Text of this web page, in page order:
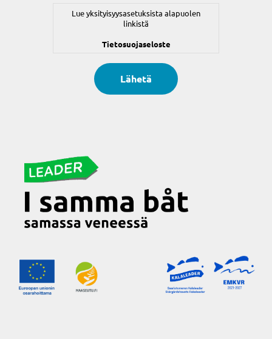
Lue yksityisyysasetuksista alapuolen
linkistä
Tietosuojaseloste